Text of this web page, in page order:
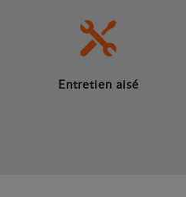
Entretien aisé